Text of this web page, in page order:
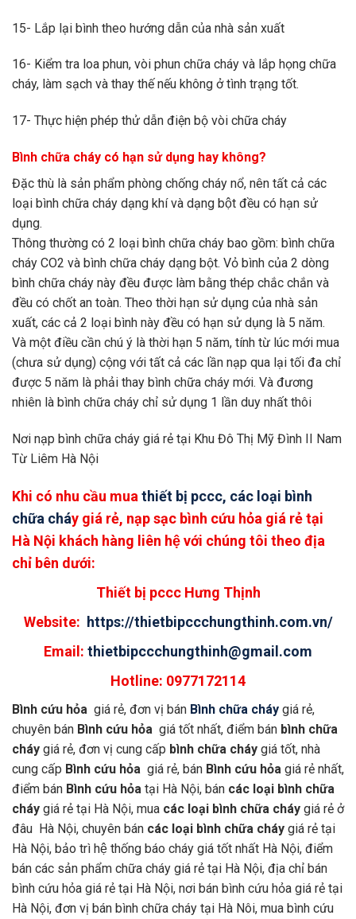
15- Lắp lại bình theo hướng dẫn của nhà sản xuất
16- Kiểm tra loa phun, vòi phun chữa cháy và lắp họng chữa
cháy, làm sạch và thay thế nếu không ở tình trạng tốt.
17- Thực hiện phép thử dẫn điện bộ vòi chữa cháy
Bình chữa cháy có hạn sử dụng hay không?
Đặc thù là sản phẩm phòng chống cháy nổ, nên tất cả các
loại bình chữa cháy dạng khí và dạng bột đều có hạn sử
dụng.
Thông thường có 2 loại bình chữa cháy bao gồm: bình chữa
cháy CO2 và bình chữa cháy dạng bột. Vỏ bình của 2 dòng
bình chữa cháy này đều được làm bằng thép chắc chắn và
đều có chốt an toàn. Theo thời hạn sử dụng của nhà sản
xuất, các cả 2 loại bình này đều có hạn sử dụng là 5 năm.
Và một điều cần chú ý là thời hạn 5 năm, tính từ lúc mới mua
(chưa sử dụng) cộng với tất cả các lần nạp qua lại tối đa chỉ
được 5 năm là phải thay bình chữa cháy mới. Và đương
nhiên là bình chữa cháy chỉ sử dụng 1 lần duy nhất thôi
Nơi nạp bình chữa cháy giá rẻ tại Khu Đô Thị Mỹ Đình II Nam
Từ Liêm Hà Nội
Khi có nhu cầu mua thiết bị pccc, các loại bình
chữa cháy giá rẻ, nạp sạc bình cứu hỏa giá rẻ tại
Hà Nội khách hàng liên hệ với chúng tôi theo địa
chỉ bên dưới:
Thiết bị pccc Hưng Thịnh
Website: https://thietbipccchungthinh.com.vn/
Email: thietbipccchungthinh@gmail.com
Hotline: 0977172114
Bình cứu hỏa giá rẻ, đơn vị bán Bình chữa cháy giá rẻ,
chuyên bán Bình cứu hỏa giá tốt nhất, điểm bán bình chữa
cháy giá rẻ, đơn vị cung cấp bình chữa cháy giá tốt, nhà
cung cấp Bình cứu hỏa giá rẻ, bán Bình cứu hỏa giá rẻ nhất,
điểm bán Bình cứu hỏa tại Hà Nội, bán các loại bình chữa
cháy giá rẻ tại Hà Nội, mua các loại bình chữa cháy giá rẻ ở
đâu Hà Nội, chuyên bán các loại bình chữa cháy giá rẻ tại
Hà Nội, bảo trì hệ thống báo cháy giá tốt nhất Hà Nội, điểm
bán các sản phẩm chữa cháy giá rẻ tại Hà Nội, địa chỉ bán
bình cứu hỏa giá rẻ tại Hà Nội, nơi bán bình cứu hỏa giá rẻ tại
Hà Nội, đơn vị bán bình chữa cháy tại Hà Nôi, mua bình cứu